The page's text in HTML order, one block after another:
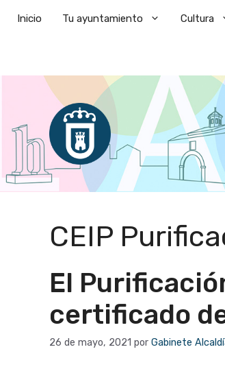
Inicio Tu ayuntamiento Cultura
CEIP
El
certificado
26 de mayo, 2021 por Gabinete